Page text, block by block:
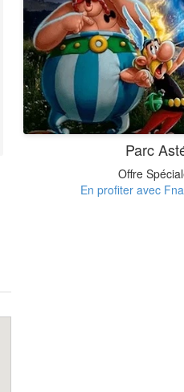
Parc
Offre
En profiter avec